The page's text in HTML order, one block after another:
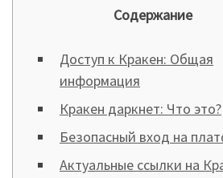
Содержание
Доступ к Кракен: Общая
информация
Кракен даркнет: Что это?
Безопасный вход на
Актуальные ссылки на